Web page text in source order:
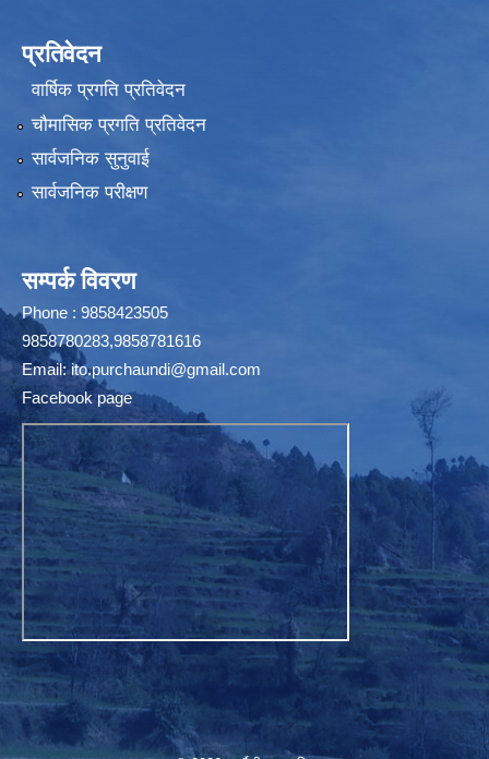
प्रतिवेदन
वार्षिक प्रगति प्रतिवेदन
चौमासिक प्रगति प्रतिवेदन
सार्वजनिक सुनुवाई
सार्वजनिक परीक्षण
सम्पर्क विवरण
Phone : 9858423505
9858780283,9858781616
Email:ito.purchaundi@gmail.com
Facebook page